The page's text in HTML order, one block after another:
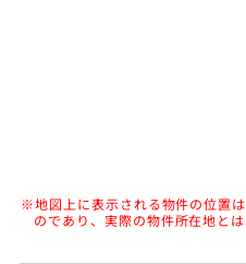
※地図上に表示される物件の位置
のであり、実際の物件所在地と